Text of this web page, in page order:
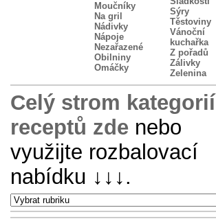
Moučníky
Na gril
Nádivky
Nápoje
Nezařazené
Obilniny
Omáčky
Sýry
Těstoviny
Vánoční
kuchařka
Z pořadů
Zálivky
Zelenina
Celý strom kategorií
receptů zde nebo
využijte rozbalovací
nabídku ↓↓↓.